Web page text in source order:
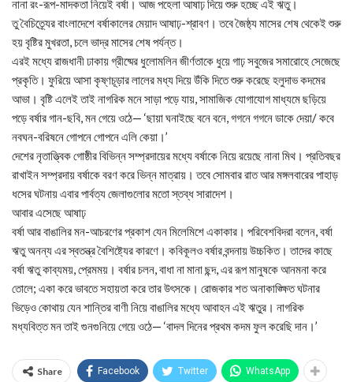
নানা রং-রূপ-মাদকতা নিয়েই বর্ষা। আজ পহেলা আষাঢ় দিয়ে শুরু হচ্ছে এই ঋতু।
তু বৈচিত্র্যের বাংলাদেশে বর্ষাকালের মেয়াদ আষাঢ়-শ্রাবণ। তবে জৈষ্ঠ্য মাসের শেষ থেকেই শুরু
হয় বৃষ্টির মুখরতা, চলে ভাদ্র মাসের শেষ পর্যন্ত।
এরই মধ্যে রাজধানী ঢাকায় গ্রীষ্মের ধুলোমলিন জীর্ণতাকে ধুয়ে গাঢ় সবুজের সমারোহে সেজেছে
প্রকৃতি। ফুরিয়ে আসা কৃষ্ণচূড়ার লালের মধ্য দিয়ে উঁকি দিতে শুরু করেছে হলুদাভ কদমের
আভা। বৃষ্টি এলেই তাই নাগরিক মনে সাড়া পড়ে যায়, সামাজিক যোগাযোগ মাধ্যমে ছড়িয়ে
পড়ে বর্ষার গান-ছবি, মন গেয়ে ওঠে— ‘ছায়া ঘনাইছে বনে বনে, গগনে গগনে ডাকে দেয়া/ কবে
নবঘন-বরিষনে গোপনে গোপনে এলি কেয়া।’
দেশের নৃতাত্ত্বিক গোষ্ঠীর বিভিন্ন সম্প্রদায়ের মধ্যে বর্ষাকে নিয়ে রয়েছে নানা মিথ। প্রতিবছর
রাখাইন সম্প্রদায় বর্ষাকে বরণ করে ভিন্ন মাত্রায়। তবে সোমবার রাত আর মঙ্গলবারের পাহাড়
ধসের ঘটনায় এবার পার্বত্য জেলাগুলোর মতো স্তব্ধ সারাদেশ।
আবার এসেছে আষাঢ়
বর্ষা আর বাঙালির মন-আচরণের প্রকাশ যেন মিলেমিশে একাকার। পরিবেশবিদরা বলেন, বর্ষা
ঋতু অনন্য এর স্বতন্ত্র বৈশিষ্ট্যের কারণে। কবিকূলও বর্ষার বন্দনায় উচ্চকিত। তাদের কাছে
বর্ষা ঋতু কাব্যময়, প্রেমময়। বর্ষার চলন, বাধা না মানা ছন্দ, এর রূপ মানুষকে আনমনা করে
তোলে; একা করে ভাবতে সহায়তা করে তার উৎসকে। রোজকার শত অনাকাঙ্ক্ষিত ঘটনার
ভিড়েও কোথায় যেন শান্তির বাণী নিয়ে বাঙালির মধ্যে আবাহন এই ঋতুর। নাগরিক
মধ্যবিত্ত মন তাই গুনগুনিয়ে গেয়ে ওঠে— ‘বাদল দিনের প্রথম কদম ফুল করেছি দান।’
Share Facebook Twitter WhatsApp